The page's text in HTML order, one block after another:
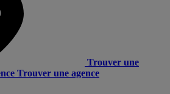
Trouver une
Trouver une agence